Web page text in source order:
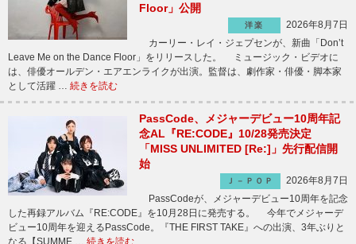
Floor」公開
洋楽
2026年8月7日
カーリー・レイ・ジェプセンが、新曲「Don’t
Leave Me on the Dance Floor」をリリースした。 ミュージック・ビデオに
は、俳優オールデン・エアエンライクが出演。監督は、劇作家・俳優・脚本家
として活躍 … 続きを読む
PassCode、メジャーデビュー10周年記
念AL『RE:CODE』10/28発売決定
「MISS UNLIMITED [Re:]」先行配信開
始
Ｊ－ＰＯＰ
2026年8月7日
PassCodeが、メジャーデビュー10周年を記念
した再録アルバム『RE:CODE』を10月28日に発売する。 今年でメジャーデ
ビュー10周年を迎えるPassCode。『THE FIRST TAKE』への出演、3年ぶりと
なる【SUMME … 続きを読む